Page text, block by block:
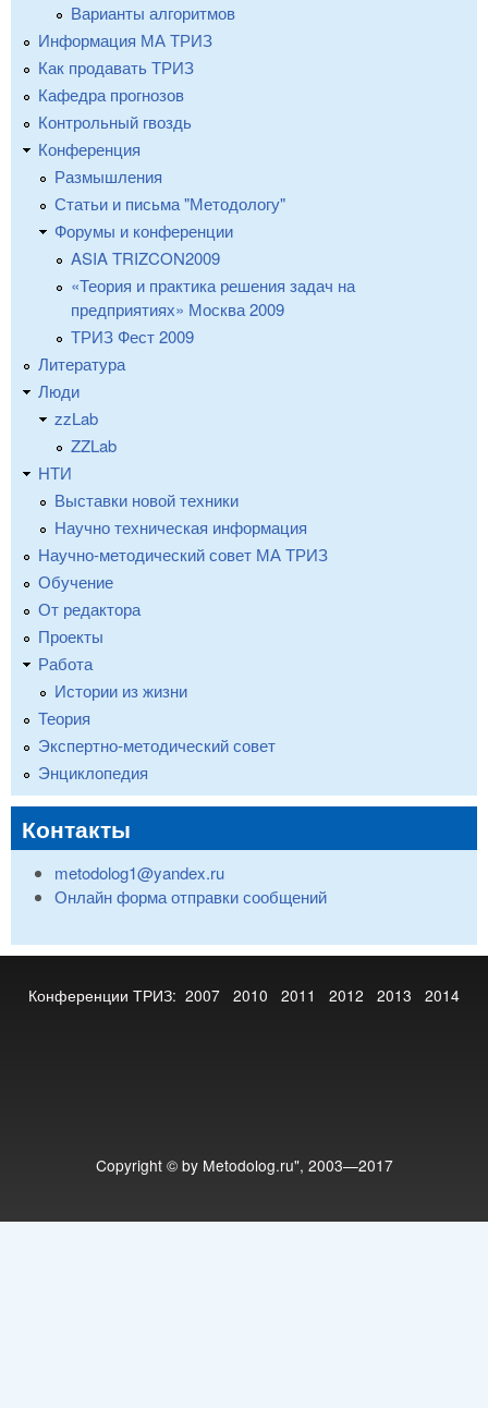
Варианты алгоритмов
Информация МА ТРИЗ
Как продавать ТРИЗ
Кафедра прогнозов
Контрольный гвоздь
Конференция
Размышления
Статьи и письма "Методологу"
Форумы и конференции
ASIA TRIZCON2009
«Теория и практика решения задач на
предприятиях» Москва 2009
ТРИЗ Фест 2009
Литература
Люди
zzLab
ZZLab
НТИ
Выставки новой техники
Научно техническая информация
Научно-методический совет МА ТРИЗ
Обучение
От редактора
Проекты
Работа
Истории из жизни
Теория
Экспертно-методический совет
Энциклопедия
Контакты
metodolog1@yandex.ru
Онлайн форма отправки сообщений
Конференции ТРИЗ: 2007 2010 2011 2012 2013 2014
Copyright © by Metodolog.ru", 2003—2017